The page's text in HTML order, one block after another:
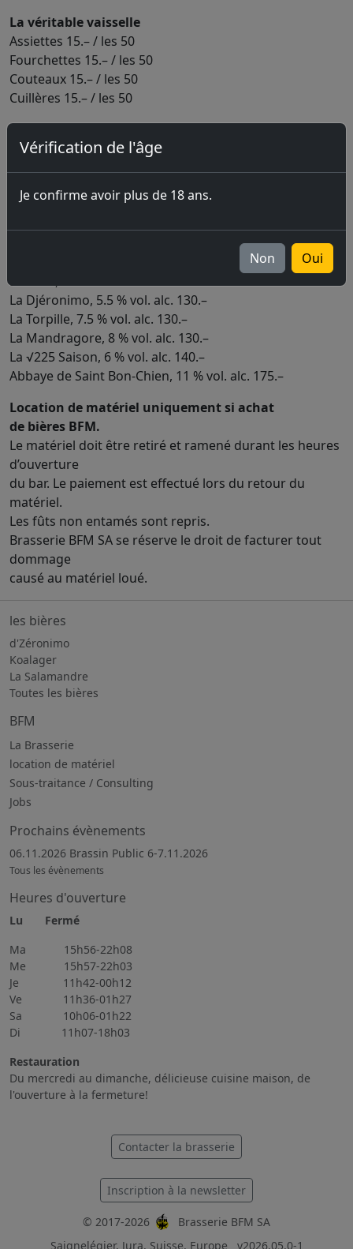
Vérification de l'âge
Je confirme avoir plus de 18 ans.
Non Oui
La véritable vaisselle
Assiettes 15.– / les 50
Fourchettes 15.– / les 50
Couteaux 15.– / les 50
Cuillères 15.– / les 50
Les bonnes binches en fûts de 20 litres
Il faut compter un fût de 20 litres pour 15 citadins
La D’Zéronimo, >0.5 % vol. alc. 105.–
Koalager, 4.2 % vol. alc. 105.–
La BATS, 6 % vol. alc. 130.–
La Djéronimo, 5.5 % vol. alc. 130.–
La Torpille, 7.5 % vol. alc. 130.–
La Mandragore, 8 % vol. alc. 130.–
La √225 Saison, 6 % vol. alc. 140.–
Abbaye de Saint Bon-Chien, 11 % vol. alc. 175.–
Location de matériel uniquement si achat
de bières BFM.
Le matériel doit être retiré et ramené durant les heures
d’ouverture
du bar. Le paiement est effectué lors du retour du
matériel.
Les fûts non entamés sont repris.
Brasserie BFM SA se réserve le droit de facturer tout
dommage
causé au matériel loué.
les bières
d'Zéronimo
Koalager
La Salamandre
Toutes les bières
BFM
La Brasserie
location de matériel
Sous-traitance / Consulting
Jobs
Prochains évènements
06.11.2026 Brassin Public 6-7.11.2026
Tous les évènements
Heures d'ouverture
Lu Fermé
Ma 15h56-22h08
Me 15h57-22h03
Je 11h42-00h12
Ve 11h36-01h27
Sa 10h06-01h22
Di 11h07-18h03
Restauration
Du mercredi au dimanche, délicieuse cuisine maison, de
l'ouverture à la fermeture!
Contacter la brasserie
Inscription à la newsletter
© 2017-2026
Brasserie BFM SA
Saignelégier, Jura, Suisse, Europe
v2026.05.0-1